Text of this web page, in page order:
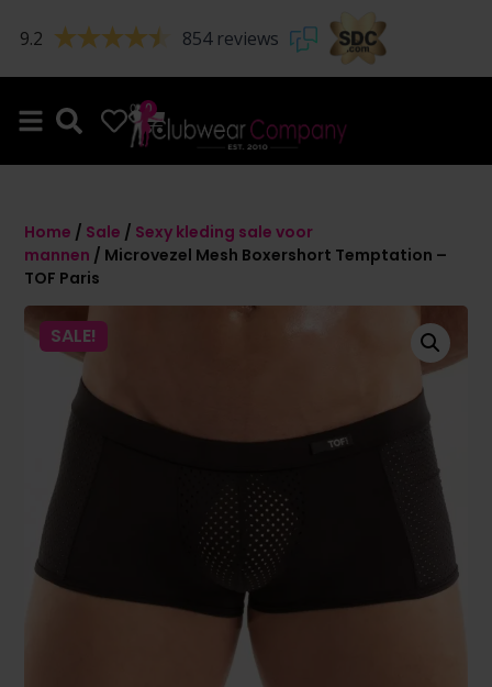
9.2 854 reviews
0 0
Home / Sale / Sexy kleding sale voor
mannen / Microvezel Mesh Boxershort Temptation –
TOF Paris
SALE!